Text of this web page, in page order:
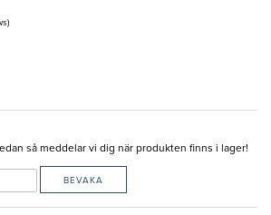
så meddelar vi dig när produkten finns i lager!
BEVAKA